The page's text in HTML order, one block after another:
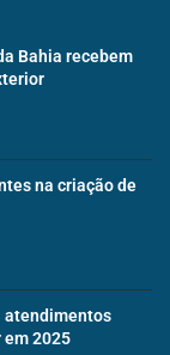
Bahia recebem
na criação de
atendimentos
2025